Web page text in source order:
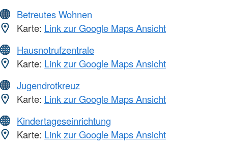
Betreutes Wohnen
Karte: Link zur Google Maps Ansicht
Hausnotrufzentrale
Karte: Link zur Google Maps Ansicht
Jugendrotkreuz
Karte: Link zur Google Maps Ansicht
Kindertageseinrichtung
Karte: Link zur Google Maps Ansicht